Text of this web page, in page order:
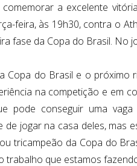
a excelente
feira, às 19h30, contra o
fase da Copa do Brasil. No
Copa do Brasil e o próximo
na competição e em
pode conseguir uma
de jogar na casa deles, mas
tricampeão da Copa do
trabalho que estamos